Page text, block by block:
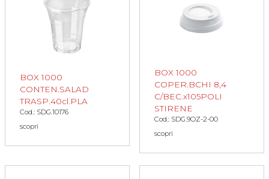
BOX 1000
CONTEN.SALAD
TRASP.40cl.PLA
Cod.: SDG.10176
scopri
BOX 1000
COPER.BCHI 8,4
C/BEC.x105POLI
STIRENE
Cod.: SDG.9OZ-2-00
scopri